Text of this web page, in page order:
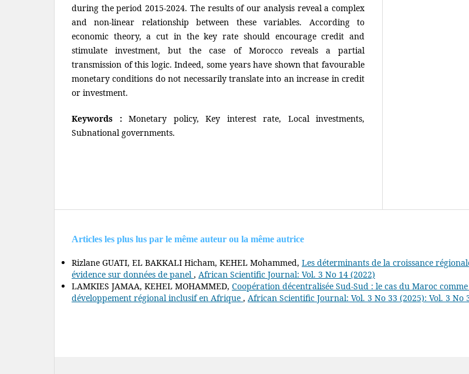
during the period 2015-2024. The results of our analysis reveal a complex
and non-linear relationship between these variables. According to
economic theory, a cut in the key rate should encourage credit and
stimulate investment, but the case of Morocco reveals a partial
transmission of this logic. Indeed, some years have shown that favourable
monetary conditions do not necessarily translate into an increase in credit
or investment.
Keywords : Monetary policy, Key interest rate, Local investments,
Subnational governments.
Articles les plus lus par le même auteur ou la même autrice
Rizlane GUATI, EL BAKKALI Hicham, KEHEL Mohammed, Les déterminants de la croissance
évidence sur données de panel, African Scientific Journal: Vol. 3 No 14 (2022)
LAMKIES JAMAA, KEHEL MOHAMMED, Coopération décentralisée Sud-Sud : le cas du Maroc
développement régional inclusif en Afrique , African Scientific Journal: Vol. 3 No 33 (2025): Vol. 3 No